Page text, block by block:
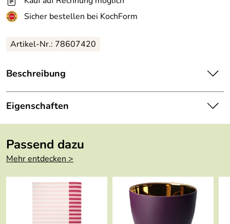
Sicher bestellen bei KochForm
Artikel-Nr.: 78607420
Beschreibung
ASA Tischset in kuro.
3, 56203 Höhr-Grenzhausen, kontakt@asa-selection.com
Eigenschaften
Länge:
schwarz matt
Passend dazu
Mehr entdecken >